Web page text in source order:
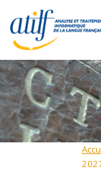
content